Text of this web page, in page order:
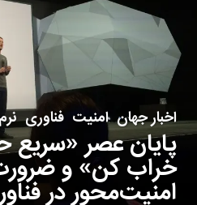
6
م
ا
ه
اخبار جهان امنیت ,
فناوری ,
پایان عصر
خراب کن» و ضرورت
امنیت‌محور در